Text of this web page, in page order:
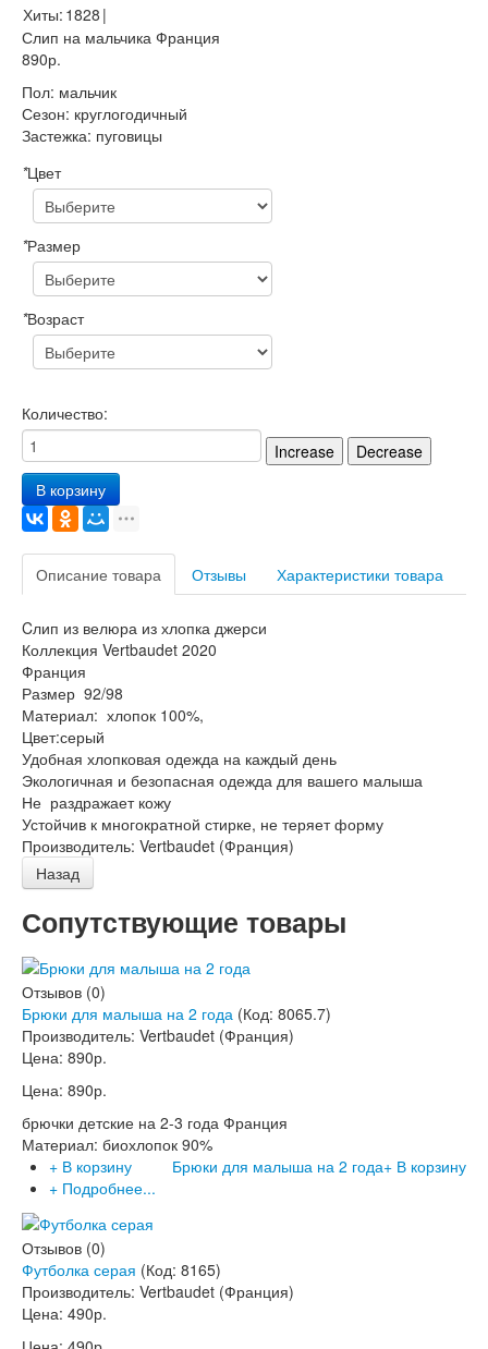
Хиты: 1828 |
Слип на мальчика Франция
890р.
Пол: мальчик
Сезон: круглогодичный
Застежка: пуговицы
*Цвет
*Размер
*Возраст
Количество:
В корзину
Описание товара Отзывы Характеристики товара
Cлип из велюра из хлопка джерси
Коллекция Vertbaudet 2020
Франция
Размер 92/98
Материал: хлопок 100%,
Цвет:серый
Удобная хлопковая одежда на каждый день
Экологичная и безопасная одежда для вашего малыша
Не раздражает кожу
Устойчив к многократной стирке, не теряет форму
Производитель: Vertbaudet (Франция)
Сопутствующие товары
Отзывов (0)
Брюки для малыша на 2 года (Код: 8065.7)
Производитель: Vertbaudet (Франция)
Цена: 890р.
Цена: 890р.
брючки детские на 2-3 года Франция
Материал: биохлопок 90%
+ В корзину
Брюки для малыша на 2 года
+ В корзину
+ Подробнее...
Отзывов (0)
Футболка серая (Код: 8165)
Производитель: Vertbaudet (Франция)
Цена: 490р.